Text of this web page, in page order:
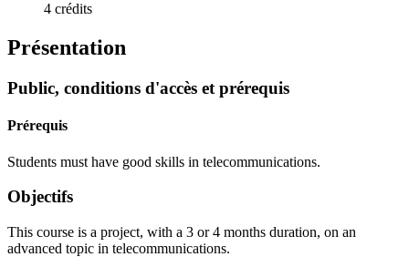
4 crédits
Présentation
Public, conditions d'accès et prérequis
Prérequis
Students must have good skills in telecommunications.
Objectifs
This course is a project, with a 3 or 4 months duration, on an
advanced topic in telecommunications.